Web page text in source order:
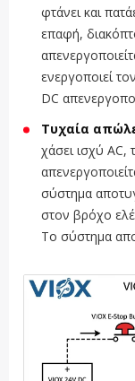
φτάνει και
επαφή,
ενεργοποιεί
DC
Τυχαία
χάσει ισχύ AC,
σύστημα
στον βρόχο
Το σύστημα